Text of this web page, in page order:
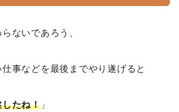
ないであろう、
事などを最後までやり遂げると
たね！」